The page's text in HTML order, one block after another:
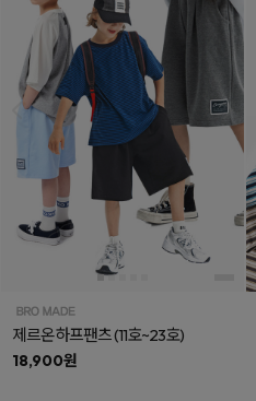
제르온하프팬츠(11호~23호)
18,900원